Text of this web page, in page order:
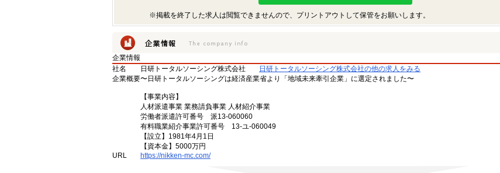
※掲載を終了した求人は閲覧できませんので、プリントアウトして保管をお願いします。
企業情報
社名
日研トータルソーシング株式会社
日研トータルソーシング株式会社の他の求人をみる
企業概要〜日研トータルソーシングは経済産業省より「地域未来牽引企業」に選定されました〜
【事業内容】
人材派遣事業 業務請負事業 人材紹介事業
労働者派遣許可番号 派13-060060
有料職業紹介事業許可番号 13-ユ-060049
【設立】1981年4月1日
【資本金】5000万円
URL
https://nikken-mc.com/